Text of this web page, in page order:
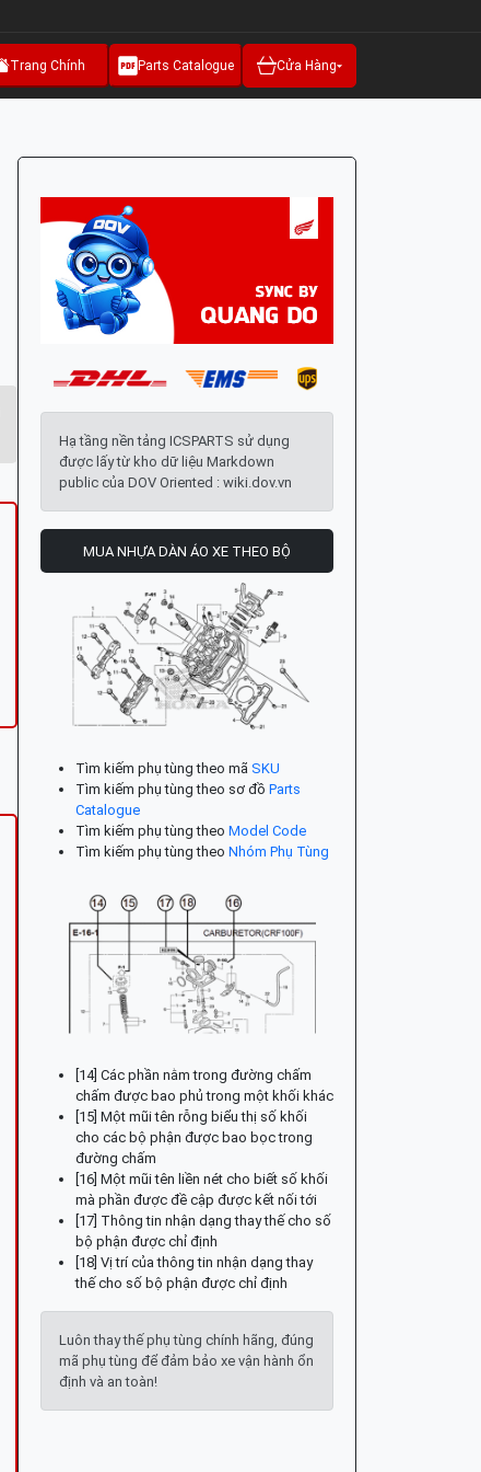
Trang Chính Parts Catalogue Cửa Hàng
Hạ tầng nền tảng ICSPARTS sử dụng
được lấy từ kho dữ liệu Markdown
public của DOV Oriented : wiki.dov.vn
MUA NHỰA DÀN ÁO XE THEO BỘ
Tìm kiếm phụ tùng theo mã SKU
Tìm kiếm phụ tùng theo sơ đồ Parts
Catalogue
Tìm kiếm phụ tùng theo Model Code
Tìm kiếm phụ tùng theo Nhóm Phụ Tùng
[14] Các phần nằm trong đường chấm
chấm được bao phủ trong một khối khác
[15] Một mũi tên rỗng biểu thị số khối
cho các bộ phận được bao bọc trong
đường chấm
[16] Một mũi tên liền nét cho biết số khối
mà phần được đề cập được kết nối tới
[17] Thông tin nhận dạng thay thế cho số
bộ phận được chỉ định
[18] Vị trí của thông tin nhận dạng thay
thế cho số bộ phận được chỉ định
Luôn thay thế phụ tùng chính hãng, đúng
mã phụ tùng để đảm bảo xe vận hành ổn
định và an toàn!